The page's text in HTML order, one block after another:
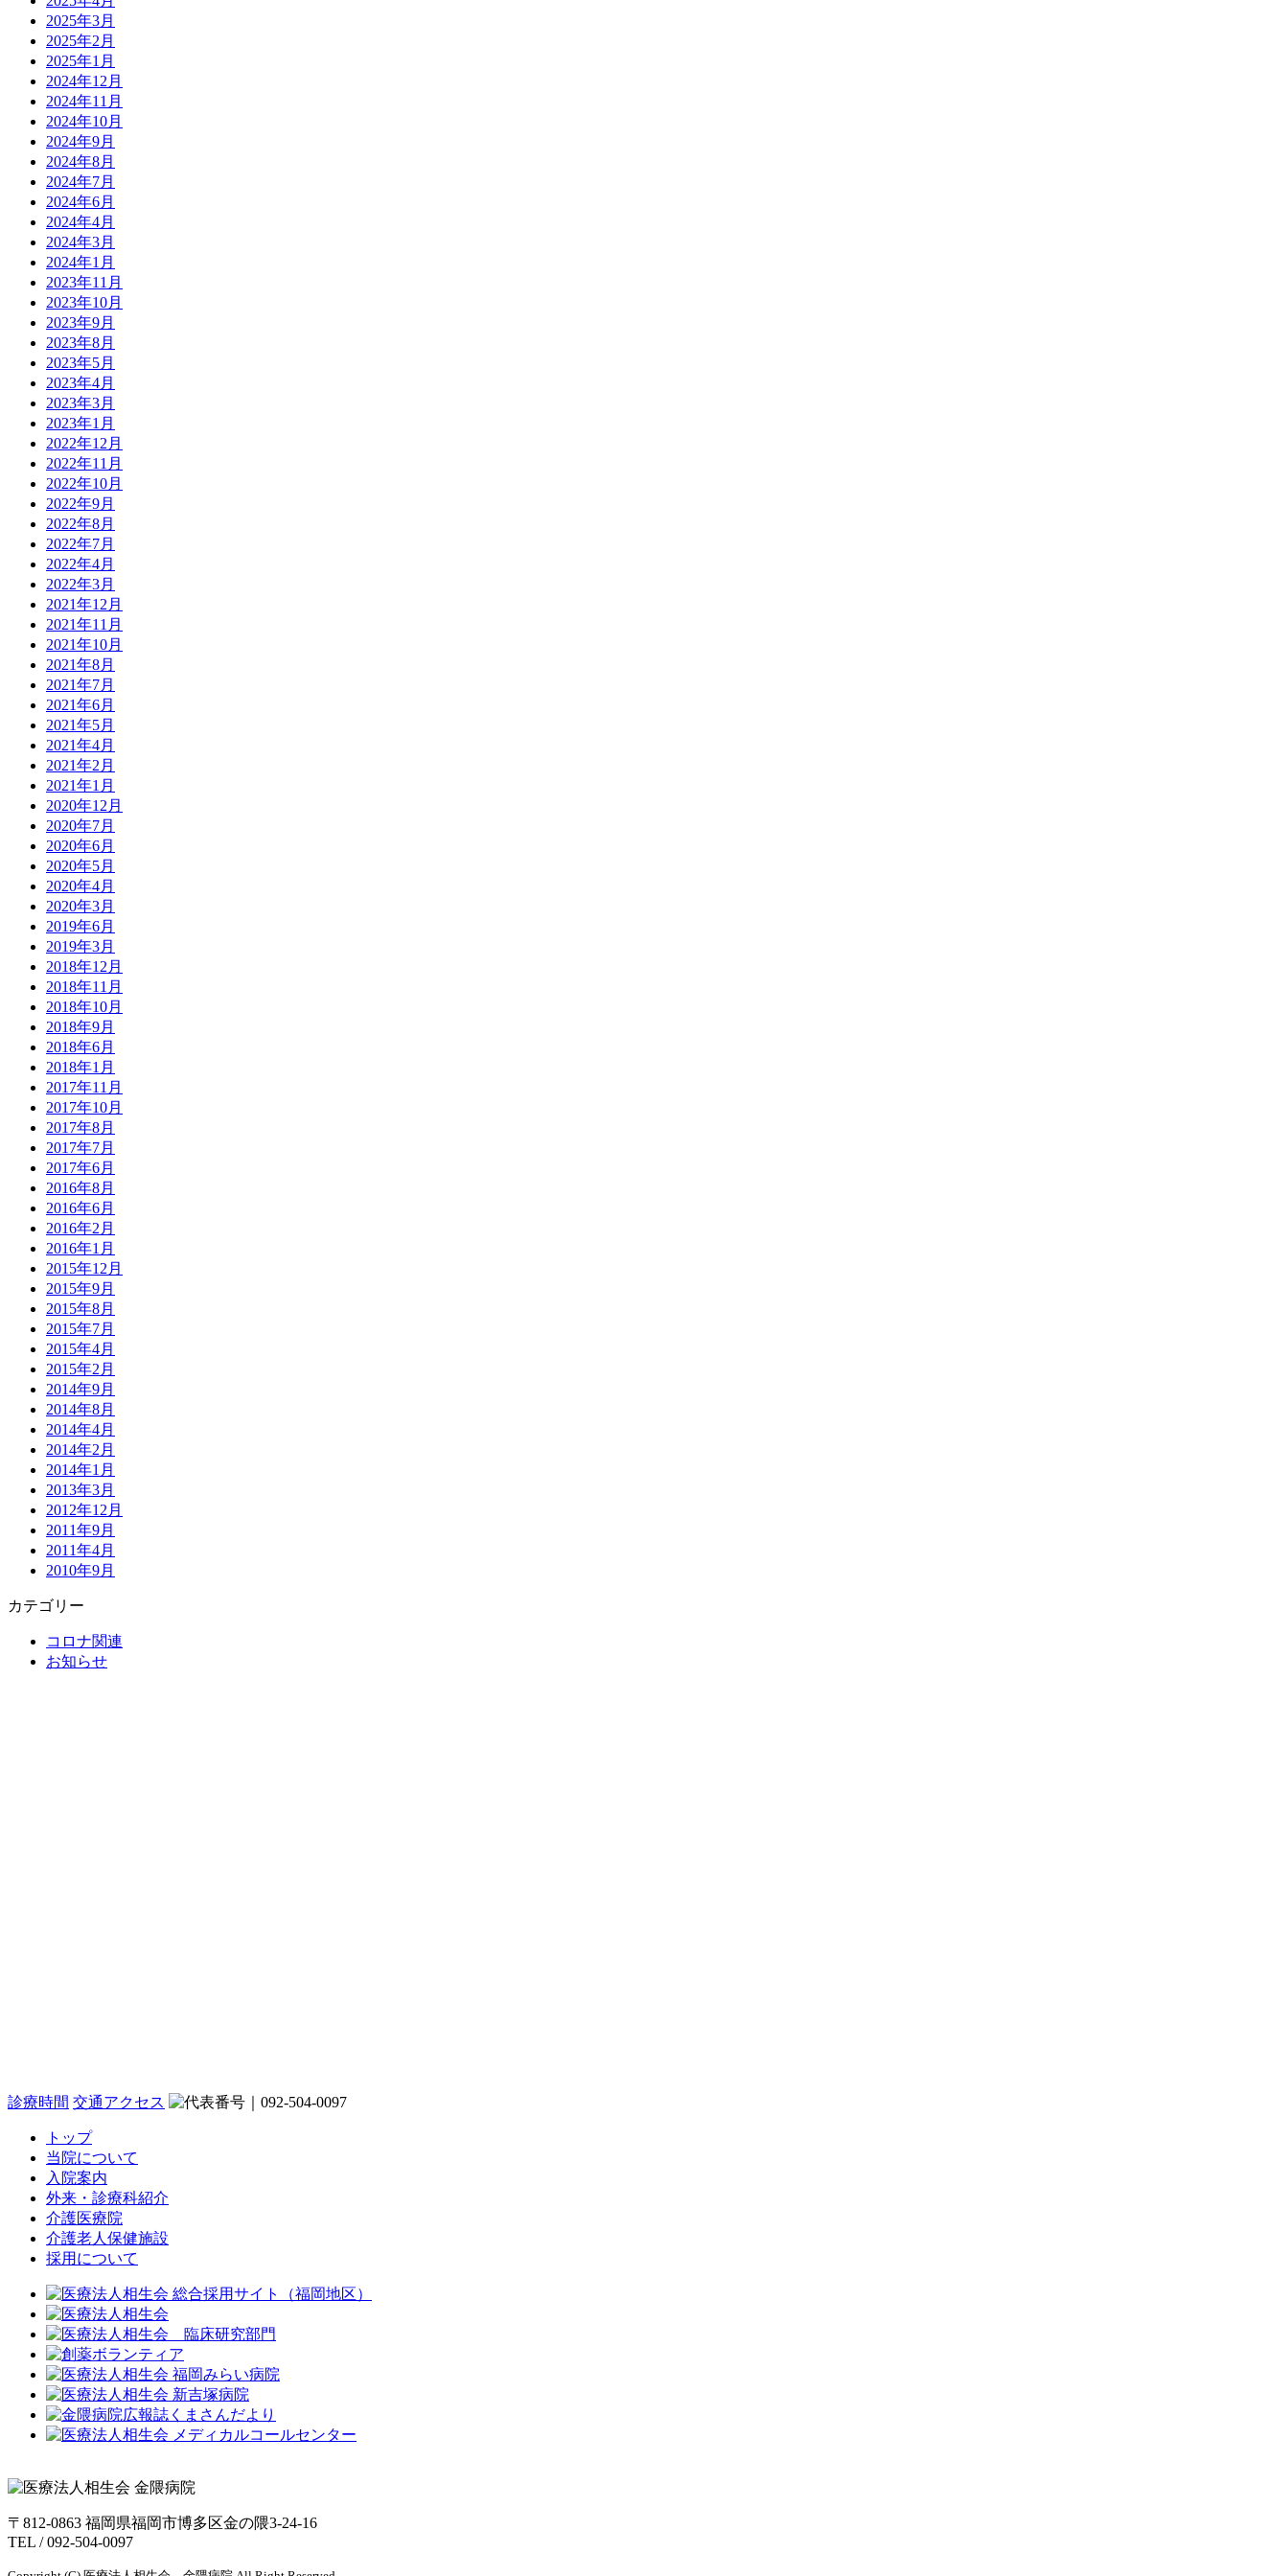
2025年3月
2025年2月
2025年1月
2024年12月
2024年11月
2024年10月
2024年9月
2024年8月
2024年7月
2024年6月
2024年4月
2024年3月
2024年1月
2023年11月
2023年10月
2023年9月
2023年8月
2023年5月
2023年4月
2023年3月
2023年1月
2022年12月
2022年11月
2022年10月
2022年9月
2022年8月
2022年7月
2022年4月
2022年3月
2021年12月
2021年11月
2021年10月
2021年8月
2021年7月
2021年6月
2021年5月
2021年4月
2021年2月
2021年1月
2020年12月
2020年7月
2020年6月
2020年5月
2020年4月
2020年3月
2019年6月
2019年3月
2018年12月
2018年11月
2018年10月
2018年9月
2018年6月
2018年1月
2017年11月
2017年10月
2017年8月
2017年7月
2017年6月
2016年8月
2016年6月
2016年2月
2016年1月
2015年12月
2015年9月
2015年8月
2015年7月
2015年4月
2015年2月
2014年9月
2014年8月
2014年4月
2014年2月
2014年1月
2013年3月
2012年12月
2011年9月
2011年4月
2010年9月
カテゴリー
コロナ関連
お知らせ
診療時間 交通アクセス
トップ
当院について
入院案内
外来・診療科紹介
介護医療院
介護老人保健施設
採用について
〒812-0863 福岡県福岡市博多区金の隈3-24-16
TEL /092-504-0097